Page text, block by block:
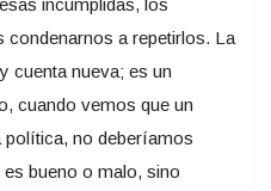
incumplidas, los
condenarnos a repetirlos. La
cuenta nueva; es un
cuando vemos que un
política, no deberíamos
bueno o malo, sino